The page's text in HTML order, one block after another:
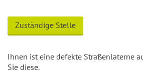
Zuständige Stelle
Ihnen ist eine defekte Straßenlaterne
Sie diese.